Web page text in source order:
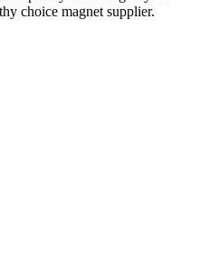
choice magnet supplier.